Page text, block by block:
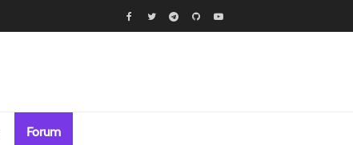
Forum